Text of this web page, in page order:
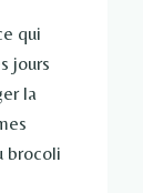
qui
jours
la
brocoli